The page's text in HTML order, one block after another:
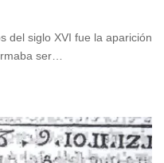
del siglo XVI fue la aparición
ser…